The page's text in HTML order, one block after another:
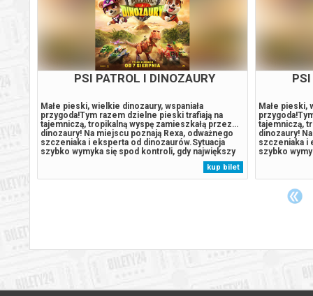
PSI PATROL I DINOZAURY
Małe pieski, wielkie dinozaury, wspaniała
przygoda!Tym razem dzielne pieski trafiają na
tajemniczą, tropikalną wyspę zamieszkałą przez…
dinozaury! Na miejscu poznają Rexa, odważnego
szczeniaka i eksperta od dinozaurów.Sytuacja
szybko wymyka się spod kontroli, gdy największy
rywal Psiego Patrolu, burmistrz Humdinger,
również pojawia się na wyspie. Jego nierozważne
działania prowadzą do przebudzenia...
kup bilet
Małe pieski,
tajemniczą,
dinozaury!
szczeniaka i
szybko
rywal
również
działania